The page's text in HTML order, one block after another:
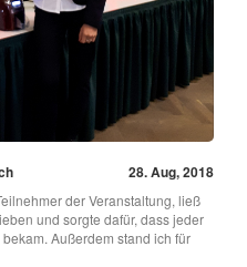
28. Aug, 2018
der Veranstaltung, ließ
und sorgte dafür, dass jeder
Außerdem stand ich für